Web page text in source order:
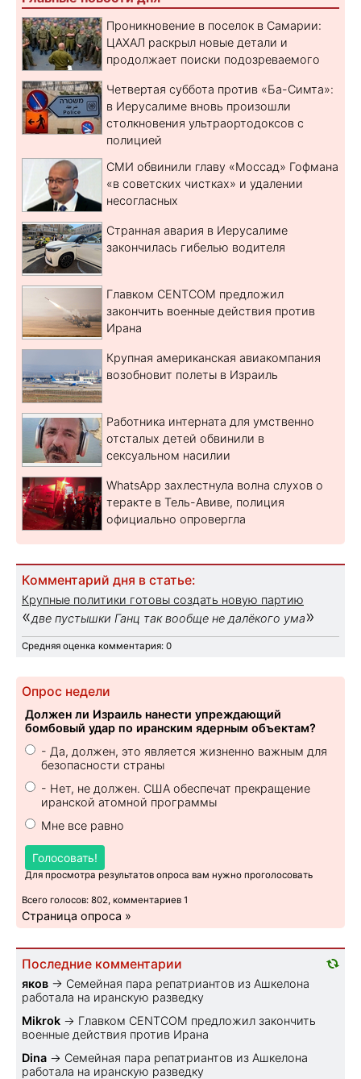
Проникновение в поселок в Самарии:
ЦАХАЛ раскрыл новые детали и
продолжает поиски подозреваемого
Четвертая суббота против «Ба-Симта»:
в Иерусалиме вновь произошли
столкновения ультраортодоксов с
полицией
СМИ обвинили главу «Моссад» Гофмана
«в советских чистках» и удалении
несогласных
Странная авария в Иерусалиме
закончилась гибелью водителя
Главком CENTCOM предложил
закончить военные действия против
Ирана
Крупная американская авиакомпания
возобновит полеты в Израиль
Работника интерната для умственно
отсталых детей обвинили в
сексуальном насилии
WhatsApp захлестнула волна слухов о
теракте в Тель-Авиве, полиция
официально опровергла
Комментарий дня в статье:
Крупные политики готовы создать новую партию
«две пустышки Ганц так вообще не далёкого ума»
Средняя оценка комментария: 0
Опрос недели
Должен ли Израиль нанести упреждающий
бомбовый удар по иранским ядерным объектам?
- Да, должен, это является жизненно важным для
безопасности страны
- Нет, не должен. США обеспечат прекращение
иранской атомной программы
Мне все равно
Голосовать!
Для просмотра результатов опроса вам нужно проголосовать
Всего голосов: 802, комментариев 1
Страница опроса »
Последние комментарии
яков → Семейная пара репатриантов из Ашкелона
работала на иранскую разведку
Mikrok → Главком CENTCOM предложил закончить
военные действия против Ирана
Dina → Семейная пара репатриантов из Ашкелона
работала на иранскую разведку